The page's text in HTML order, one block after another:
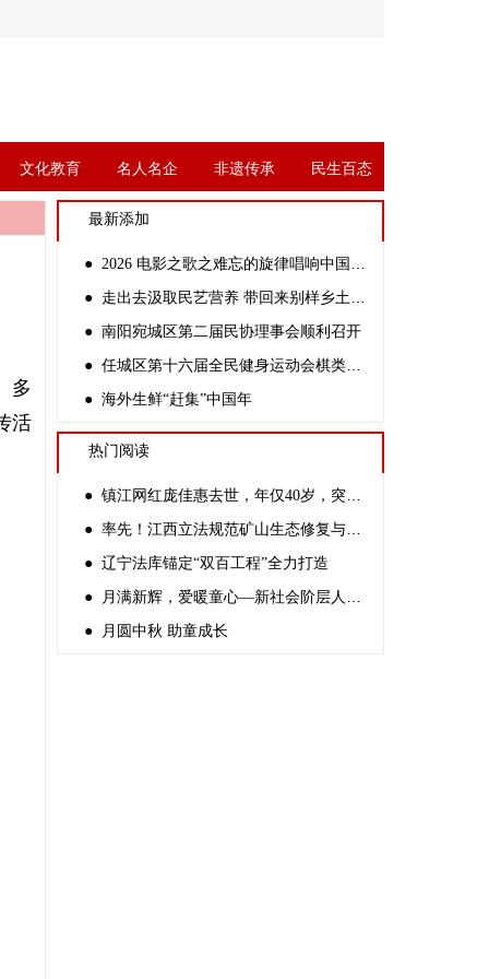
文化教育 名人名企 非遗传承 民生百态
多
活
最新添加
● 南阳宛城区第二届民协理事会顺利召开
● 海外生鲜“赶集”中国年
热门阅读
● 辽宁法库锚定“双百工程”全力打造
● 月圆中秋 助童成长